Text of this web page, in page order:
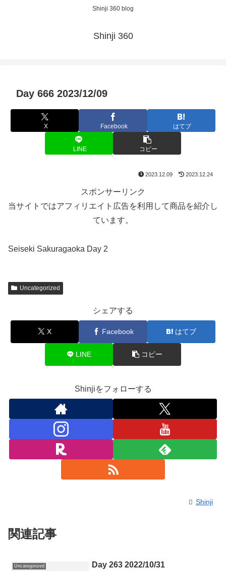
Shinji 360 blog
Shinji 360
Day 666 2023/12/09
X Facebook はてブ
LINE コピー
2023.12.09 2023.12.24
スポンサーリンク
当サイトではアフィリエイト広告を利用して商品を紹介し
ています。
Seiseki Sakuragaoka Day 2
Uncategorized
シェアする
X Facebook はてブ
LINE コピー
Shinjiをフォローする
Shinji
関連記事
Uncategorized Day 263 2022/10/31